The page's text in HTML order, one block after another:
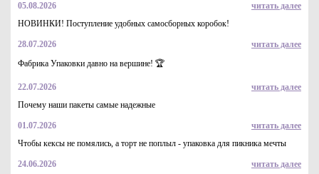
05.08.2026
читать далее
НОВИНКИ! Поступление удобных самосборных коробок!
28.07.2026
читать далее
Фабрика Упаковки давно на вершине! 🏆
22.07.2026
читать далее
Почему наши пакеты самые надежные
01.07.2026
читать далее
Чтобы кексы не помялись, а торт не поплыл - упаковка для пикника мечты
24.06.2026 читать далее